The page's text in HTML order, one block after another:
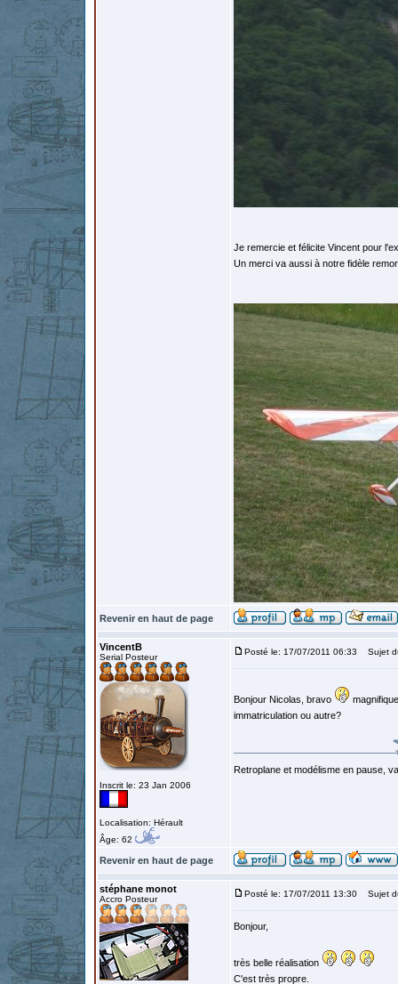
Je remercie et félicite Vincent pour
Un merci va aussi à notre fidèle
Revenir en haut de page
VincentB
Serial Posteur
Inscrit le: 23 Jan 2006
Localisation: Hérault
Âge: 62
Posté le: 17/07/2011 06:33 Sujet
Bonjour Nicolas, bravo
immatriculation ou autre?
Retroplane et modélisme en pause,
Revenir en haut de page
stéphane monot
Accro Posteur
Posté le: 17/07/2011 13:30 Sujet
Bonjour,
très belle réalisation
C'est très propre.